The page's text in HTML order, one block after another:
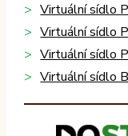
Virtuální sídlo
Virtuální sídlo
Virtuální sídlo
Virtuální sídlo